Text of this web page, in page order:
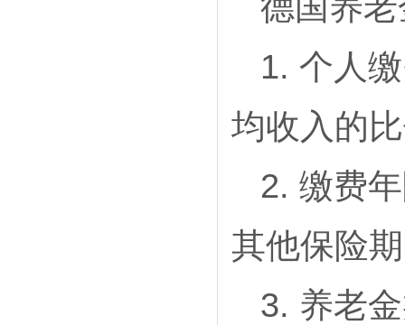
1. 个人
均收入的
2. 缴费
其他保险期
3. 养老